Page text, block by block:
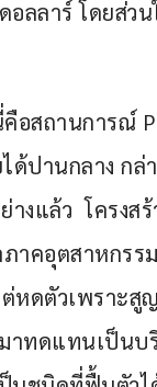
ลลาร์ โดยส่ว
อสถานการณ์
ด้ปานกลาง กล่
งแล้ว  โครง
ภาคอุตสาหกร
หดตัวเพราะ
าทดแทนเป็นบ